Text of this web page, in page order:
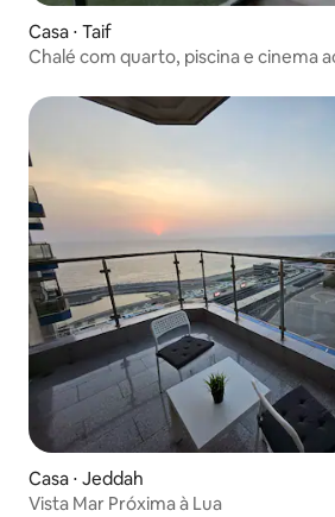
Casa ⋅ Taif
Chalé com quarto, piscina e cinema
Casa ⋅ Jeddah
Vista Mar Próxima à Lua